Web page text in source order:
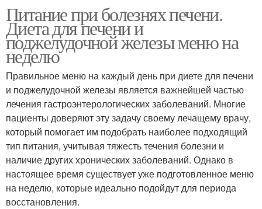
Питание при болезнях печени.
Диета для печени и
поджелудочной железы меню на
неделю
Правильное меню на каждый день при диете для печени
и поджелудочной железы является важнейшей частью
лечения гастроэнтерологических заболеваний. Многие
пациенты доверяют эту задачу своему лечащему врачу,
который помогает им подобрать наиболее подходящий
тип питания, учитывая тяжесть течения болезни и
наличие других хронических заболеваний. Однако в
настоящее время существует уже подготовленное меню
на неделю, которые идеально подойдут для периода
восстановления.